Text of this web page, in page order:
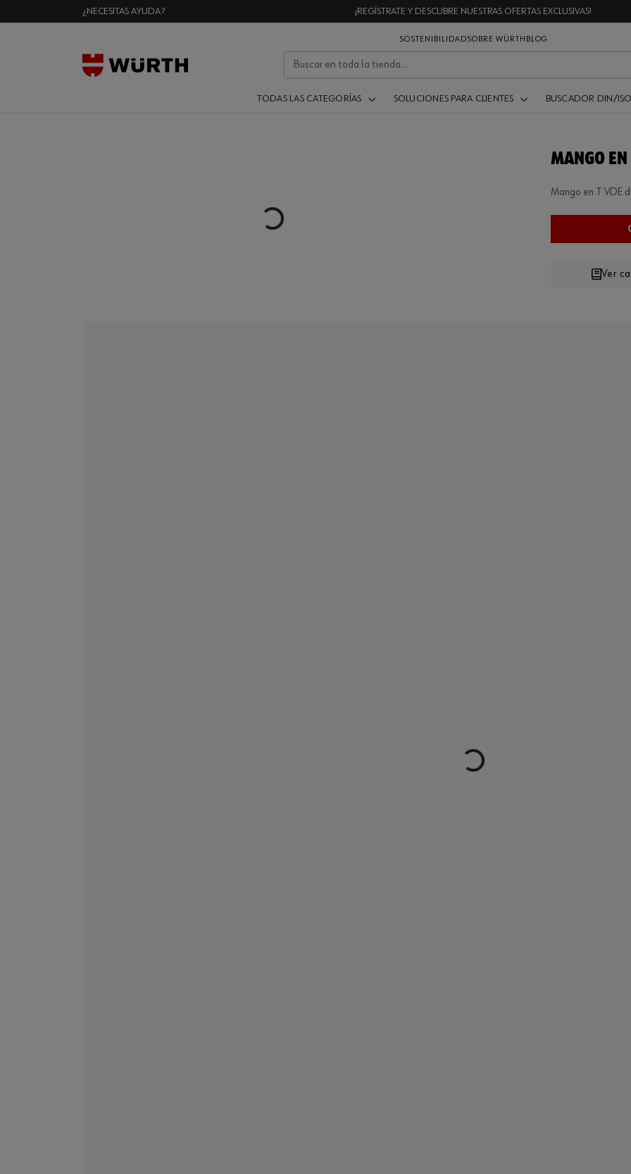
¿NECESITAS AYUDA? ¡REGÍSTRATE Y DESCUBRE NUESTRAS OFERTAS EXCLUSIVAS!
SOSTENIBILIDADSOBRE WÜRTH BLOG
TODAS LAS CATEGORÍAS SOLUCIONES PARA CLIENTES BUSCADOR DIN/ISO
Loading...
MANGO
Mango en T VDE
Ver